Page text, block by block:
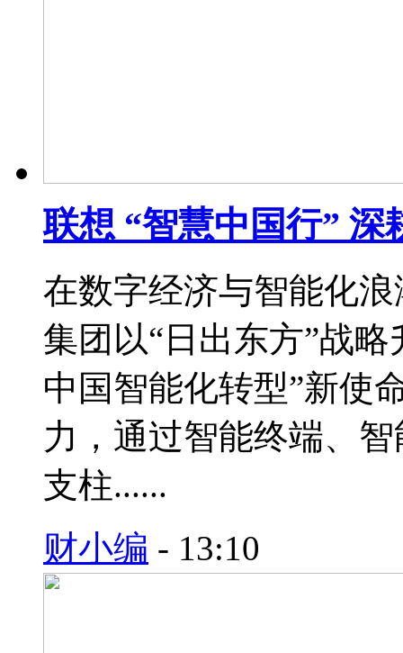
联想 “智慧中国行”
在数字经济与智能化
集团以“日出东方”战
中国智能化转型”新使
力，通过智能终端、
支柱......
财小编 - 13:10